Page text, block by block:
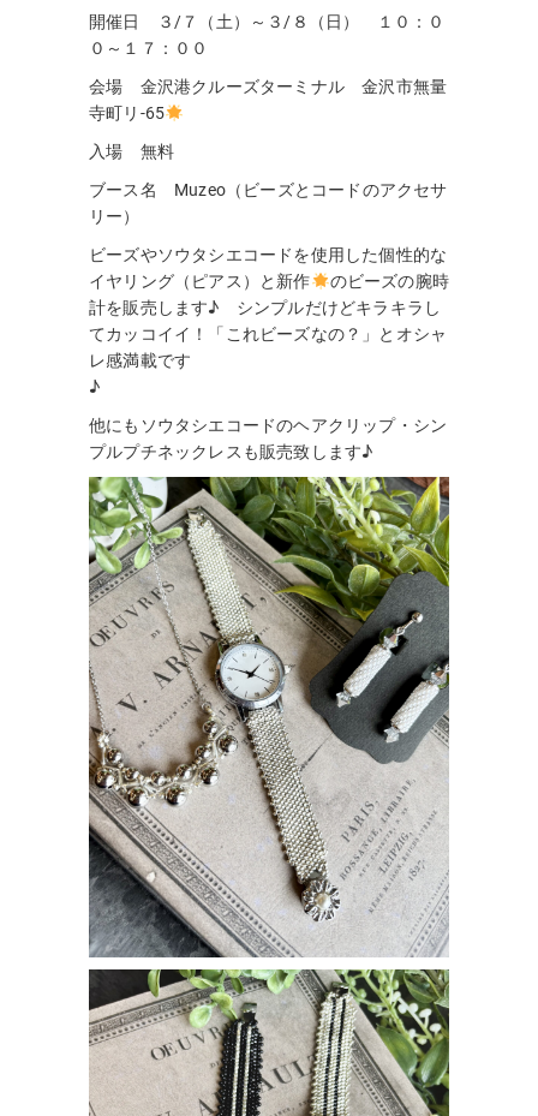
開催日 ３/７（土）～３/８（日） １０：０
０～１７：００
会場 金沢港クルーズターミナル 金沢市無量
寺町リ-65
入場 無料
ブース名 Muzeo（ビーズとコードのアクセサ
リー）
ビーズやソウタシエコードを使用した個性的な
イヤリング（ピアス）と新作
のビーズの腕時
計を販売します♪ シンプルだけどキラキラし
てカッコイイ！「これビーズなの？」とオシャ
レ感満載です
♪
他にもソウタシエコードのヘアクリップ・シン
プルプチネックレスも販売致します♪